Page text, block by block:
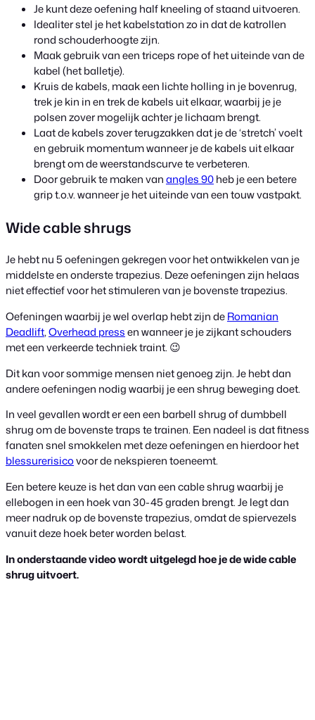
Je kunt deze oefening half kneeling of staand uitvoeren.
Idealiter stel je het kabelstation zo in dat de katrollen
rond schouderhoogte zijn.
Maak gebruik van een triceps rope of het uiteinde van de
kabel (het balletje).
Kruis de kabels, maak een lichte holling in je bovenrug,
trek je kin in en trek de kabels uit elkaar, waarbij je je
polsen zover mogelijk achter je lichaam brengt.
Laat de kabels zover terugzakken dat je de ‘stretch’ voelt
en gebruik momentum wanneer je de kabels uit elkaar
brengt om de weerstandscurve te verbeteren.
Door gebruik te maken vanangles 90heb je een betere
grip t.o.v. wanneer je het uiteinde van een touw vastpakt.
Wide cable shrugs
Je hebt nu 5 oefeningen gekregen voor het ontwikkelen van je
middelste en onderste trapezius. Deze oefeningen zijn helaas
niet effectief voor het stimuleren van je bovenste trapezius.
Oefeningen waarbij je wel overlap hebt zijn deRomanian
Deadlift,Overhead pressen wanneer je je zijkant schouders
met een verkeerde techniek traint. 😉
Dit kan voor sommige mensen niet genoeg zijn. Je hebt dan
andere oefeningen nodig waarbij je een shrug beweging doet.
In veel gevallen wordt er een een barbell shrug of dumbbell
shrug om de bovenste traps te trainen. Een nadeel is dat fitness
fanaten snel smokkelen met deze oefeningen en hierdoor het
blessurerisicovoor de nekspieren toeneemt.
Een betere keuze is het dan van een cable shrug waarbij je
ellebogen in een hoek van 30-45 graden brengt. Je legt dan
meer nadruk op de bovenste trapezius, omdat de spiervezels
vanuit deze hoek beter worden belast.
In onderstaande video wordt uitgelegd hoe je de wide cable
shrug uitvoert.